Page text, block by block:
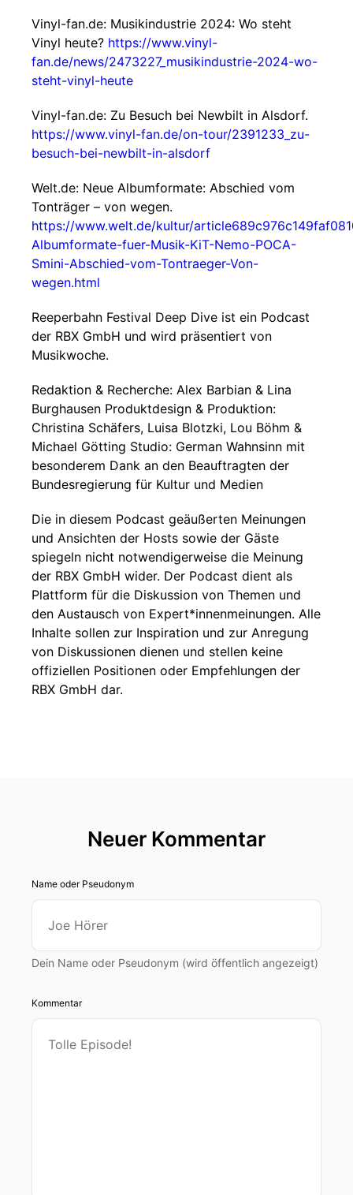
Vinyl-fan.de: Musikindustrie 2024: Wo steht
Vinyl heute? https://www.vinyl-
fan.de/news/2473227_musikindustrie-2024-wo-
steht-vinyl-heute
Vinyl-fan.de: Zu Besuch bei Newbilt in Alsdorf.
https://www.vinyl-fan.de/on-tour/2391233_zu-
besuch-bei-newbilt-in-alsdorf
Welt.de: Neue Albumformate: Abschied vom
Tonträger – von wegen.
https://www.welt.de/kultur/
Albumformate-fuer-Musik-KiT-Nemo-POCA-
Smini-Abschied-vom-Tontraeger-Von-
wegen.html
Reeperbahn Festival Deep Dive ist ein Podcast
der RBX GmbH und wird präsentiert von
Musikwoche.
Redaktion & Recherche: Alex Barbian & Lina
Burghausen Produktdesign & Produktion:
Christina Schäfers, Luisa Blotzki, Lou Böhm &
Michael Götting Studio: German Wahnsinn mit
besonderem Dank an den Beauftragten der
Bundesregierung für Kultur und Medien
Die in diesem Podcast geäußerten Meinungen
und Ansichten der Hosts sowie der Gäste
spiegeln nicht notwendigerweise die Meinung
der RBX GmbH wider. Der Podcast dient als
Plattform für die Diskussion von Themen und
den Austausch von Expert*innenmeinungen. Alle
Inhalte sollen zur Inspiration und zur Anregung
von Diskussionen dienen und stellen keine
offiziellen Positionen oder Empfehlungen der
RBX GmbH dar.
Neuer Kommentar
Name oder Pseudonym
Dein Name oder Pseudonym (wird öffentlich angezeigt)
Kommentar